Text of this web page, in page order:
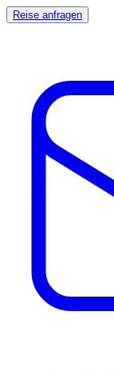
Reise anfragen